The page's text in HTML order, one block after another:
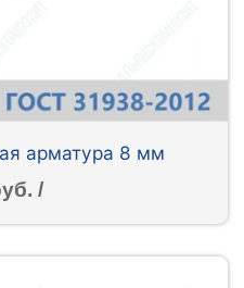
арматура 8 мм
/